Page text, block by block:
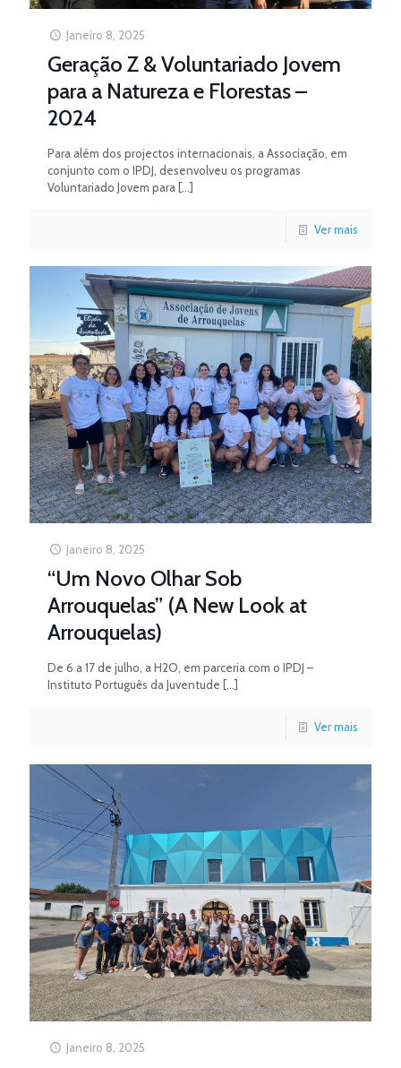
Janeiro 8, 2025
Geração Z & Voluntariado Jovem
para a Natureza e Florestas –
2024
Para além dos projectos internacionais, a Associação, em
conjunto com o IPDJ, desenvolveu os programas
Voluntariado Jovem para […]
Ver mais
Janeiro 8, 2025
“Um Novo Olhar Sob
Arrouquelas” (A New Look at
Arrouquelas)
De 6 a 17 de julho, a H2O, em parceria com o IPDJ –
Instituto Português da Juventude […]
Ver mais
Janeiro 8, 2025